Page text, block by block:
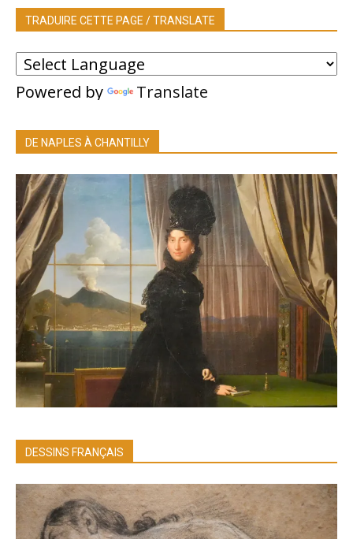
TRADUIRE CETTE PAGE / TRANSLATE
Powered by Translate
DE NAPLES À CHANTILLY
DESSINS FRANÇAIS